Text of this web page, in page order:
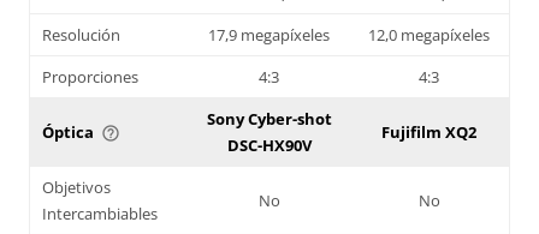
Resolución
17,9 megapíxeles
12,0 megapíxeles
Proporciones
4:3 4:3
Óptica help_outline
Sony Cyber-shot
DSC-HX90V
Fujifilm XQ2
Objetivos
Intercambiables
No No